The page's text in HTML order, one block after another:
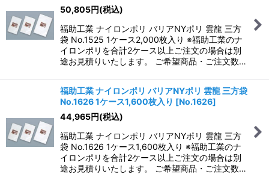
50,805円(税込)
福助工業 ナイロンポリ バリアNYポリ 雲龍 三方
袋 No.1525 1ケース2,000枚入り ※福助工業のナ
イロンポリを合計2ケース以上ご注文の場合は別
途お見積りいたします。 ご希望商品・ご注文数…
福助工業 ナイロンポリ バリアNYポリ 雲龍 三方袋
No.1626 1ケース1,600枚入り [No.1626]
44,965円(税込)
福助工業 ナイロンポリ バリアNYポリ 雲龍 三方
袋 No.1626 1ケース1,600枚入り ※福助工業のナ
イロンポリを合計2ケース以上ご注文の場合は別
途お見積りいたします。 ご希望商品・ご注文数…